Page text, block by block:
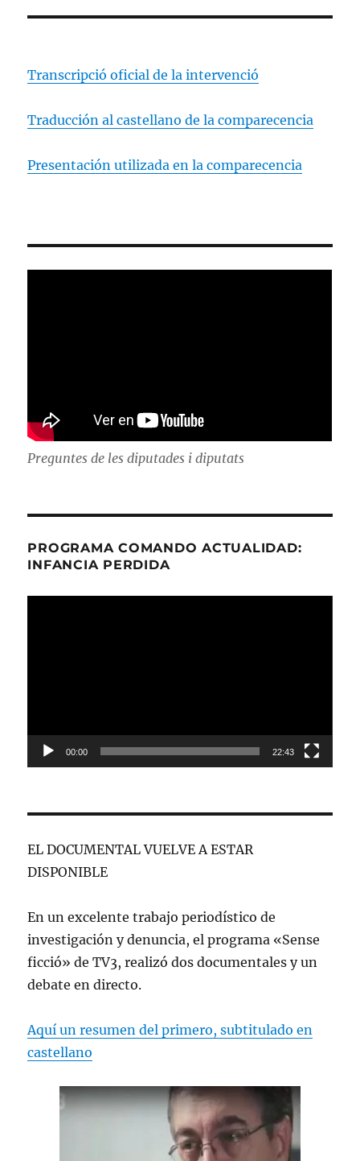
Transcripció oficial de la intervenció
Traducción al castellano de la comparecencia
Presentación utilizada en la comparecencia
Preguntes de les diputades i diputats
PROGRAMA COMANDO ACTUALIDAD:
INFANCIA PERDIDA
00:00 22:43
EL DOCUMENTAL VUELVE A ESTAR
DISPONIBLE
En un excelente trabajo periodístico de
investigación y denuncia, el programa «Sense
ficció» de TV3, realizó dos documentales y un
debate en directo.
Aquí un resumen del primero, subtitulado en
castellano